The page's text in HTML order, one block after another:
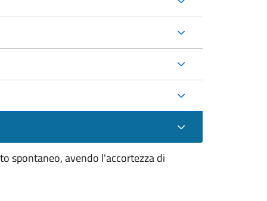
spontaneo, avendo l'accortezza di